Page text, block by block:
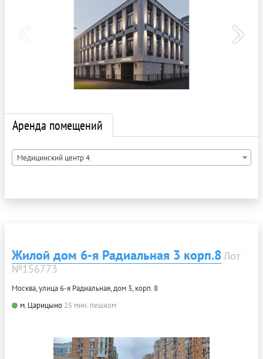
Аренда помещений
Медицинский центр 4
Жилой дом 6-я Радиальная 3 корп.8Лот
№156773
Москва, улица 6-я Радиальная, дом 3, корп. 8
м. Царицыно 25 мин. пешком